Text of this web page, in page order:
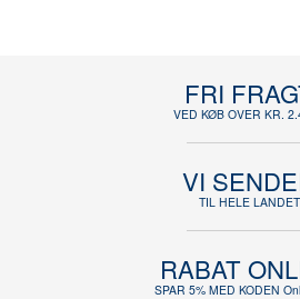
FRI
VED KØB OVER KR.
VI
TIL HELE LANDET
RABAT
SPAR 5% MED KODEN